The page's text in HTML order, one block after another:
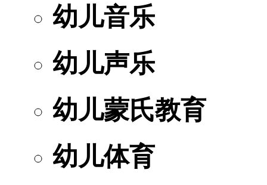
幼儿音乐
幼儿声乐
幼儿蒙氏教育
幼儿体育